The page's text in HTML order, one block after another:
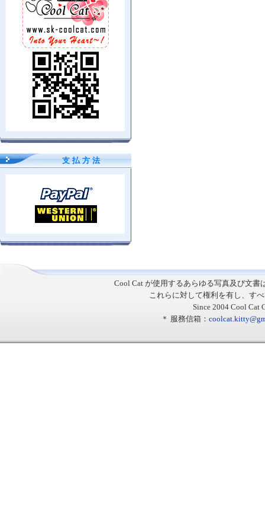
支 払 方 法
Cool Cat が使用するあらゆる写真及び文書
これらに対して権利を有し、す
Since 2004 Cool Cat
＊ 服務信箱：